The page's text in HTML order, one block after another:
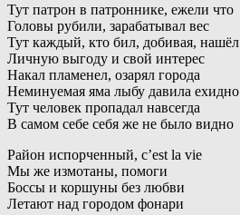
Тут патрон в патроннике, ежели что
Головы рубили, зарабатывал вес
Тут каждый, кто бил, добивая, нашёл
Личную выгоду и свой интерес
Накал пламенел, озарял города
Неминуемая яма лыбу давила ехидно
Тут человек пропадал навсегда
В самом себе себя же не было видно
Район испорченный, c’est la vie
Мы же измотаны, помоги
Боссы и коршуны без любви
Летают над городом фонари